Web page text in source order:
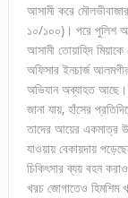
আসামী করে
১০/১০০)। পরে পুলিশ
আসামী তোয়াহিদ
অফিসার ইনচার্জ
অভিযান অব্যাহত আছে।
জানা যায়, হাঁসের
তাদের আয়ের একমাত্র
যাওয়ায় বেকায়দায়
চিকিৎসার ব্যয় বহন
খরচ জোগাতেও হিমশিম